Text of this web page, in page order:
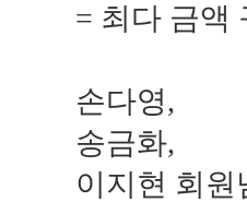
= 최다 금액
손다영,
송금화,
이지현 회원